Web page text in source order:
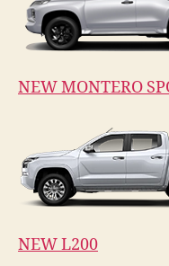
NEW MONTERO
NEW L200